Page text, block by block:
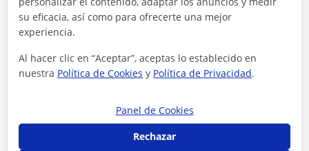
su eficacia, así como para ofrecerte una mejor
experiencia.
Al hacer clic en “Aceptar”, aceptas lo establecido en
nuestra Política de Cookies y Política de Privacidad.
Panel de Cookies
Rechazar